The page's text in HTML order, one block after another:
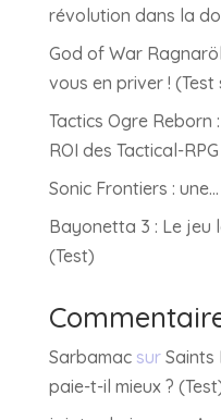
révolution dans la
God of War
vous en priver !
Tactics Ogre Reborn
ROI des Tactical-
Sonic Frontiers :
Bayonetta 3 : Le jeu
(Test)
Sarbamacsur Saints
paie-t-il mieux ?